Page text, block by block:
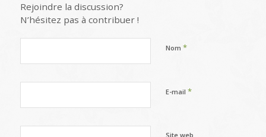
Rejoindre la discussion?
N’hésitez pas à contribuer !
Nom *
E-mail *
Site web